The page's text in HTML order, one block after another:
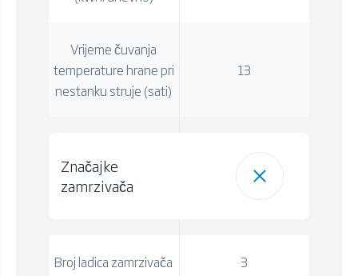
Vrijeme čuvanja
temperature hrane pri
nestanku struje (sati)
13
Značajke
zamrzivača
Broj ladica zamrzivača 3